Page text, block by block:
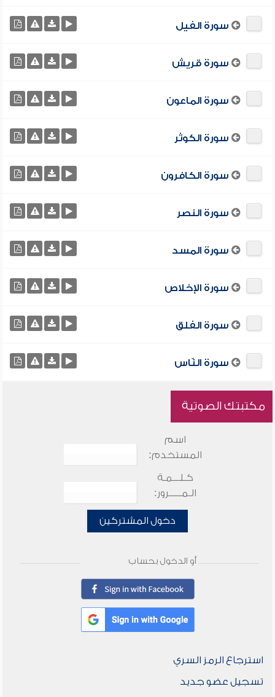
سورة الفيل
سورة قريش
سورة الماعون
سورة الكوثر
سورة الكافرون
سورة النصر
سورة المسد
سورة الإخلاص
سورة الفلق
سورة النّاس
مكتبتك الصوتية
اسم
المستخدم:
كـلـــمـة
الـمـــــرور:
دخول المشتركين
أو الدخول بحساب
استرجاع الرمز السري
تسجيل عضو جديد